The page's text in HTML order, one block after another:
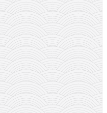
кушанку
пасаи
темашивари
кобудо
нунчаку